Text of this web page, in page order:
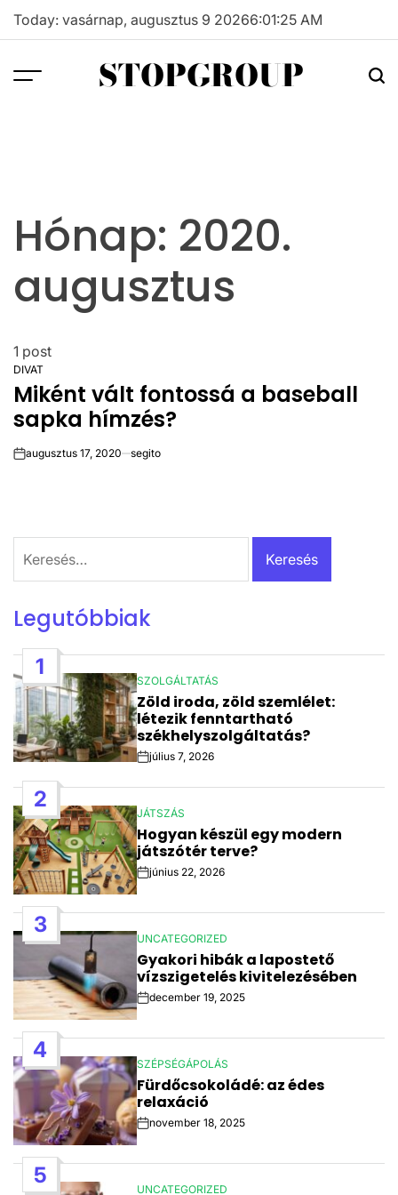
Skip
Today: vasárnap, augusztus 9 20266:01:25 AM
STOPGROUP
Hónap: 2020.
augusztus
1 post
POSTED
IN
DIVAT
Miként vált fontossá a baseball
sapka hímzés?
onaugusztus 17, 2020 segito
Legutóbbiak
1
POSTED
IN
SZOLGÁLTATÁS
Zöld iroda, zöld szemlélet:
létezik fenntartható
székhelyszolgáltatás?
Postjúlius 7, 2026
2
POSTED
IN
JÁTSZÁS
Hogyan készül egy modern
játszótér terve?
Post
Date
június 22, 2026
3
POSTED
IN
UNCATEGORIZED
Gyakori hibák a lapostető
vízszigetelés kivitelezésében
Post
Date
december 19, 2025
4
POSTED
IN
SZÉPSÉGÁPOLÁS
Fürdőcsokoládé: az édes
relaxáció
Post
Date
november 18, 2025
5
UNCATEGORIZED